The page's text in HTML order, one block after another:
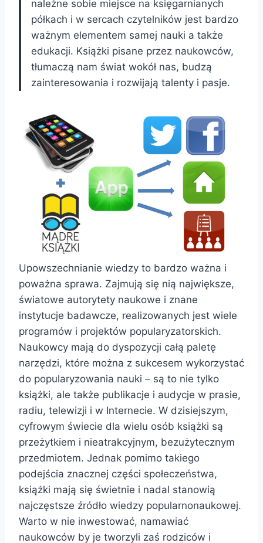
należne sobie miejsce na księgarnianych
półkach i w sercach czytelników jest bardzo
ważnym elementem samej nauki a także
edukacji. Książki pisane przez naukowców,
tłumaczą nam świat wokół nas, budzą
zainteresowania i rozwijają talenty i pasje.
Upowszechnianie wiedzy to bardzo ważna i
poważna sprawa. Zajmują się nią największe,
światowe autorytety naukowe i znane
instytucje badawcze, realizowanych jest wiele
programów i projektów popularyzatorskich.
Naukowcy mają do dyspozycji całą paletę
narzędzi, które można z sukcesem wykorzystać
do popularyzowania nauki – są to nie tylko
książki, ale także publikacje i audycje w prasie,
radiu, telewizji i w Internecie. W dzisiejszym,
cyfrowym świecie dla wielu osób książki są
przeżytkiem i nieatrakcyjnym, bezużytecznym
przedmiotem. Jednak pomimo takiego
podejścia znacznej części społeczeństwa,
książki mają się świetnie i nadal stanowią
najczęstsze źródło wiedzy popularnonaukowej.
Warto w nie inwestować, namawiać
naukowców by je tworzyli zaś rodziców i